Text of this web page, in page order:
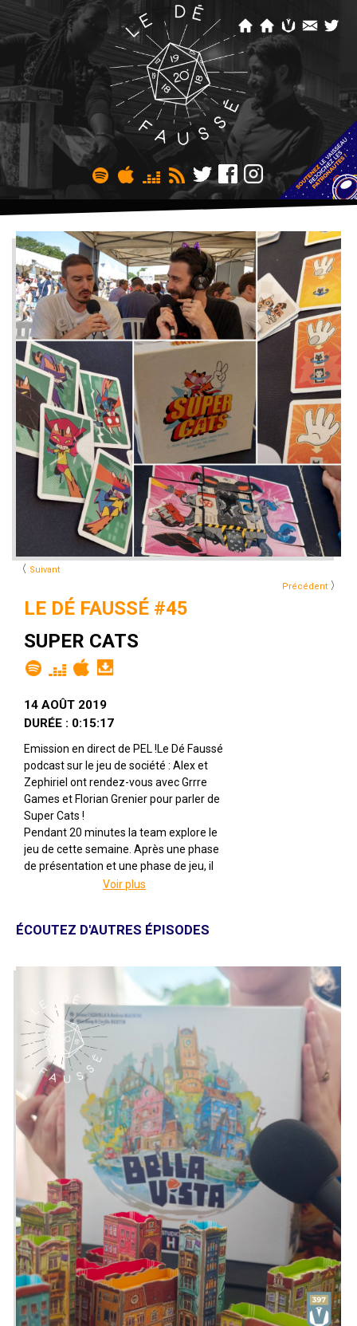
〈 Suivant
Précédent 〉
LE DÉ FAUSSÉ #45
SUPER CATS
14 AOÛT 2019
DURÉE : 0:15:17
Emission en direct de PEL !Le Dé Faussé
podcast sur le jeu de société : Alex et
Zephiriel ont rendez-vous avec Grrre
Games et Florian Grenier pour parler de
Super Cats !
Pendant 20 minutes la team explore le
jeu de cette semaine. Après une phase
de présentation et une phase de jeu, il
est temps de débriefer et de régler les
Super Cats
Édité par Grrre Games
De 3 à 6 joueuses
Pour 8 ans et +
Pour environ 10 minutes
Description : Une menace plane sur les
usines de croquettes du monde entier…
Le terrible RoboDog ! Vous seul pouvez
agir !
Vous incarnez un groupe de 5 chats.
Dans l’épisode 1, vous vous mesurez
aux autres joueurs pour devenir le
Heros des Super Cats est tenter de
vaincre le RoboDog, dévoreur de
croquettes !
Dans l’épisode 2, le Héros affronte les
autres joueurs qui incarneront le
RoboDog.
Présenté par Alex&Zephiriel
Voir plus
ÉCOUTEZ D'AUTRES ÉPISODES